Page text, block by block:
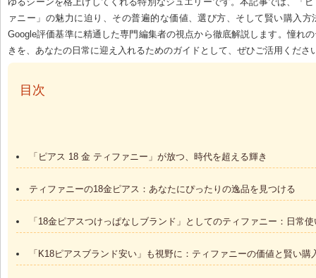
ァニー」の魅力に迫り、その普遍的な価値、選び方、そして賢い購入方
Google評価基準に精通した専門編集者の視点から徹底解説します。憧れ
きを、あなたの日常に迎え入れるためのガイドとして、ぜひご活用くださ
目次
「ピアス 18 金 ティファニー」が放つ、時代を超える輝き
ティファニーの18金ピアス：あなたにぴったりの逸品を見つける
「18金ピアスつけっぱなしブランド」としてのティファニー：日常
「K18ピアスブランド安い」も視野に：ティファニーの価値と賢い購